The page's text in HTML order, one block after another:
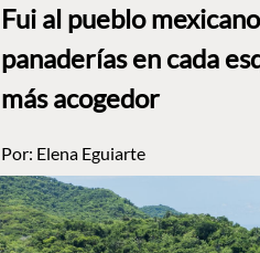
Fui al pueblo
panaderías en cada
más acogedor
Por: Elena Eguiarte